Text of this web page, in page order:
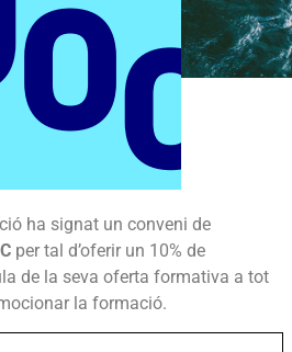
ha signat un conveni de
per tal d’oferir un 10% de
de la seva oferta formativa a tot
la formació.